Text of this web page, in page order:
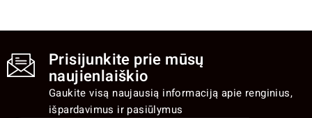
Prisijunkite prie mūsų
naujienlaiškio
Gaukite visą naujausią informaciją apie renginius,
išpardavimus ir pasiūlymus